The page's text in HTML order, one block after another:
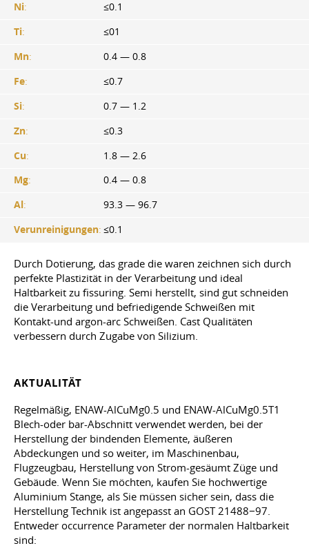
Ni:
≤0.1
Ti:
≤01
Mn:
0.4 — 0.8
Fe:
≤0.7
Si:
0.7 — 1.2
Zn:
≤0.3
Cu:
1.8 — 2.6
Mg:
0.4 — 0.8
Al :
93.3 — 96.7
Verunreinigungen: ≤0.1
Durch Dotierung, das grade die waren zeichnen sich durch
perfekte Plastizität in der Verarbeitung und ideal
Haltbarkeit zu fissuring. Semi herstellt, sind gut schneiden
die Verarbeitung und befriedigende Schweißen mit
Kontakt-und argon-arc Schweißen. Cast Qualitäten
verbessern durch Zugabe von Silizium.
AKTUALITÄT
Regelmäßig, ENAW-AlCuMg0.5 und ENAW-AlCuMg0.5T1
Blech-oder bar-Abschnitt verwendet werden, bei der
Herstellung der bindenden Elemente, äußeren
Abdeckungen und so weiter, im Maschinenbau,
Flugzeugbau, Herstellung von Strom-gesäumt Züge und
Gebäude. Wenn Sie möchten, kaufen Sie hochwertige
Aluminium Stange, als Sie müssen sicher sein, dass die
Herstellung Technik ist angepasst an GOST 21488−97.
Entweder occurrence Parameter der normalen Haltbarkeit
sind: